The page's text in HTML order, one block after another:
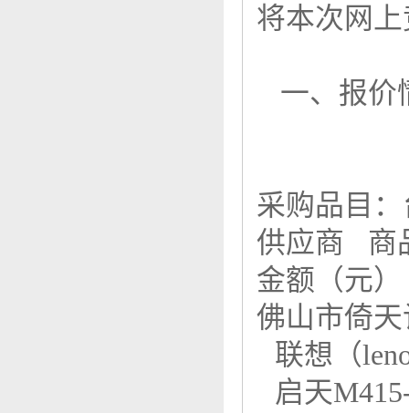
将本次网
一、报价
采购品目
供应商 商
金额（元
佛山市倚
联想（
启天